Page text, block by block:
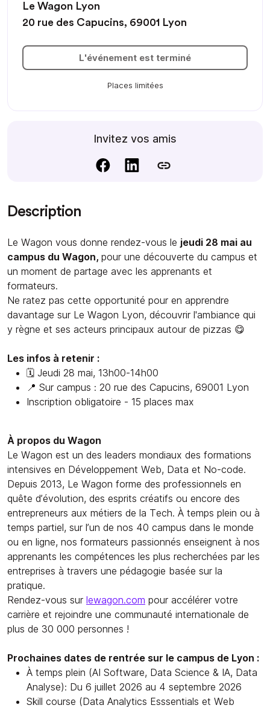
Le Wagon Lyon
20 rue des Capucins, 69001 Lyon
L'événement est terminé
Places limitées
Invitez vos amis
Description
Le Wagon vous donne rendez-vous le jeudi 28 mai au
campus du Wagon, pour une découverte du campus et
un moment de partage avec les apprenants et
formateurs.
Ne ratez pas cette opportunité pour en apprendre
davantage sur Le Wagon Lyon, découvrir l'ambiance qui
y règne et ses acteurs principaux autour de pizzas 😋
Les infos à retenir :
🗓️ Jeudi 28 mai, 13h00-14h00
📍 Sur campus : 20 rue des Capucins, 69001 Lyon
Inscription obligatoire - 15 places max
À propos du Wagon
Le Wagon est un des leaders mondiaux des formations
intensives en Développement Web, Data et No-code.
Depuis 2013, Le Wagon forme des professionnels en
quête d’évolution, des esprits créatifs ou encore des
entrepreneurs aux métiers de la Tech. À temps plein ou à
temps partiel, sur l’un de nos 40 campus dans le monde
ou en ligne, nos formateurs passionnés enseignent à nos
apprenants les compétences les plus recherchées par les
entreprises à travers une pédagogie basée sur la
pratique.
Rendez-vous sur lewagon.com pour accélérer votre
carrière et rejoindre une communauté internationale de
plus de 30 000 personnes !
Prochaines dates de rentrée sur le campus de Lyon :
À temps plein (AI Software, Data Science & IA, Data
Analyse): Du 6 juillet 2026 au 4 septembre 2026
Skill course (Data Analytics Esssentials et Web